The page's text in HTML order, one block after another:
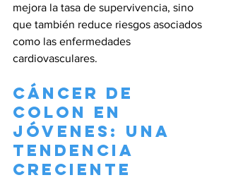
mejora la tasa de supervivencia, sino
que también reduce riesgos asociados
como las enfermedades
cardiovasculares.
Cáncer de
colon en
jóvenes: una
tendencia
creciente